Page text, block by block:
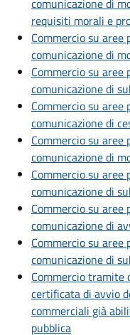
comunicazione di
requisiti morali e
Commercio su
comunicazione di
Commercio su
comunicazione di
Commercio su
comunicazione di
Commercio su
comunicazione di
Commercio su
comunicazione di
Commercio su aree
comunicazione di
Commercio su aree
comunicazione di
Commercio
certificata di avvio
commerciali già
pubblica